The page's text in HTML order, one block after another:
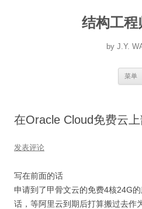
结构工程
by J.Y.
菜单
在Oracle Cloud免费云
发表评论
写在前面的话
申请到了甲骨文云的免费4核24G
话，等阿里云到期后打算搬过去作